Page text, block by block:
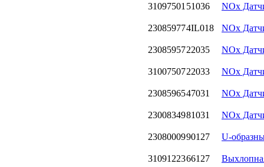
31097501 51036 NOx
230859774IL018 NOx
2308595722035 NOx
3100750722033 NOx
2308596547031 NOx
2300834981031 NOx
2308000990127 U-
3109122366127